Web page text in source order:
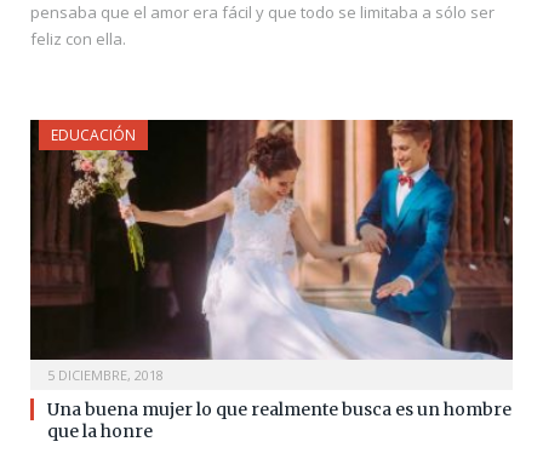
pensaba que el amor era fácil y que todo se limitaba a sólo ser
feliz con ella.
EDUCACIÓN
5 DICIEMBRE, 2018
Una buena mujer lo que realmente busca es un hombre
que la honre